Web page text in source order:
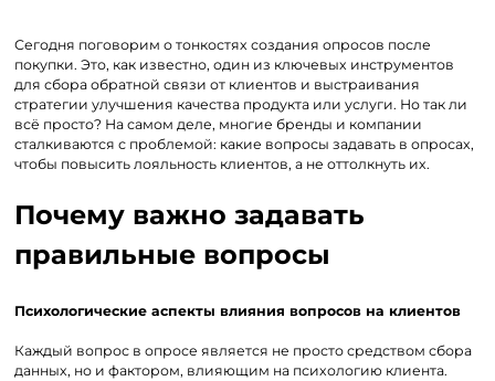
Сегодня поговорим о тонкостях создания опросов после
покупки. Это, как известно, один из ключевых инструментов
для сбора обратной связи от клиентов и выстраивания
стратегии улучшения качества продукта или услуги. Но так ли
всё просто? На самом деле, многие бренды и компании
сталкиваются с проблемой: какие вопросы задавать в опросах,
чтобы повысить лояльность клиентов, а не оттолкнуть их.
Почему важно задавать
правильные вопросы
Психологические аспекты влияния вопросов на клиентов
Каждый вопрос в опросе является не просто средством сбора
данных, но и фактором, влияющим на психологию клиента.